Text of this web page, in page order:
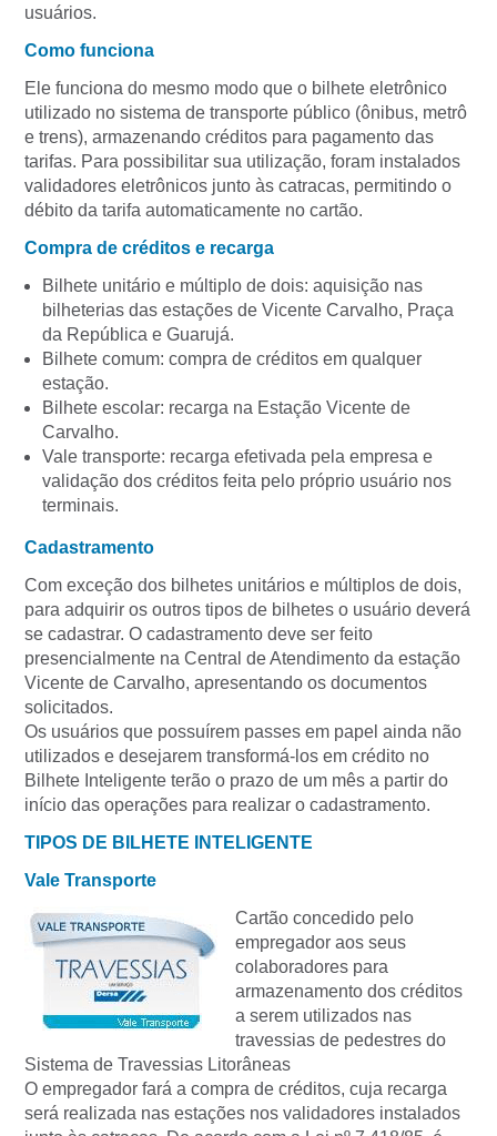
usuários.
Como funciona
Ele funciona do mesmo modo que o bilhete eletrônico
utilizado no sistema de transporte público (ônibus, metrô
e trens), armazenando créditos para pagamento das
tarifas. Para possibilitar sua utilização, foram instalados
validadores eletrônicos junto às catracas, permitindo o
débito da tarifa automaticamente no cartão.
Compra de créditos e recarga
Bilhete unitário e múltiplo de dois: aquisição nas
bilheterias das estações de Vicente Carvalho, Praça
da República e Guarujá.
Bilhete comum: compra de créditos em qualquer
estação.
Bilhete escolar: recarga na Estação Vicente de
Carvalho.
Vale transporte: recarga efetivada pela empresa e
validação dos créditos feita pelo próprio usuário nos
terminais.
Cadastramento
Com exceção dos bilhetes unitários e múltiplos de dois,
para adquirir os outros tipos de bilhetes o usuário deverá
se cadastrar. O cadastramento deve ser feito
presencialmente na Central de Atendimento da estação
Vicente de Carvalho, apresentando os documentos
solicitados.
Os usuários que possuírem passes em papel ainda não
utilizados e desejarem transformá-los em crédito no
Bilhete Inteligente terão o prazo de um mês a partir do
início das operações para realizar o cadastramento.
TIPOS DE BILHETE INTELIGENTE
Vale Transporte
Cartão concedido pelo
empregador aos seus
colaboradores para
armazenamento dos créditos
a serem utilizados nas
travessias de pedestres do
Sistema de Travessias Litorâneas
O empregador fará a compra de créditos, cuja recarga
será realizada nas estações nos validadores instalados